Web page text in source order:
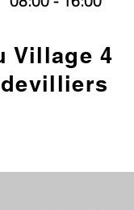
Village 4